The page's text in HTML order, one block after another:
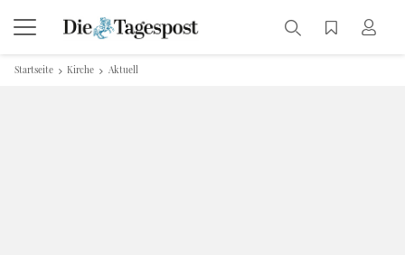
Startseite Kirche Aktuell